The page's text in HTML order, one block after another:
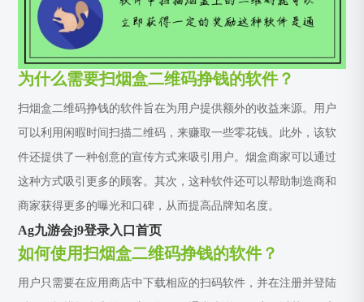
为什么需要扫烟盒二维码挣钱的软件？
扫烟盒二维码挣钱的软件旨在为用户提供额外的收益来源。用户
可以利用闲暇时间扫描二维码，来赚取一些零花钱。此外，该软
件还提供了一种创意的宣传方式来吸引用户。烟盒商家可以通过
这种方式吸引更多的顾客。其次，这种软件还可以帮助制造商和
商家获得更多的曝光和口碑，从而提高品牌知名度。
Ag九游会j9登录入口首页
如何使用扫烟盒二维码挣钱的软件？
用户只需要在应用商店中下载相应的扫码软件，并在注册并登陆